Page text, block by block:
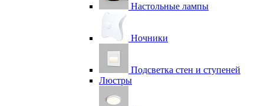
Настольные лампы
Ночники
Подсветка стен и ступеней
Люстры